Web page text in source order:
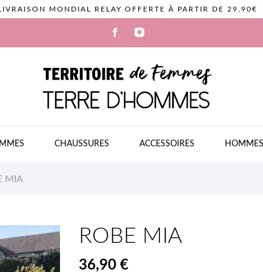
MONDIAL RELAY OFFERTE À PARTIR DE 29,90€
CHAUSSURES ACCESSOIRES HOMMES
MIA
ROBE MIA
36,90 €